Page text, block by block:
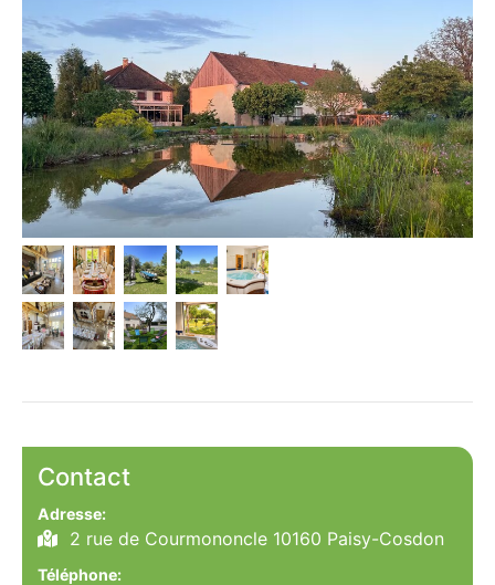
Contact
Adresse:
2 rue de Courmononcle 10160 Paisy-Cosdon
Téléphone: